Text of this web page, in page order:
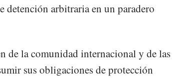
detención arbitraria en un paradero
de la comunidad internacional y de las
sus obligaciones de protección